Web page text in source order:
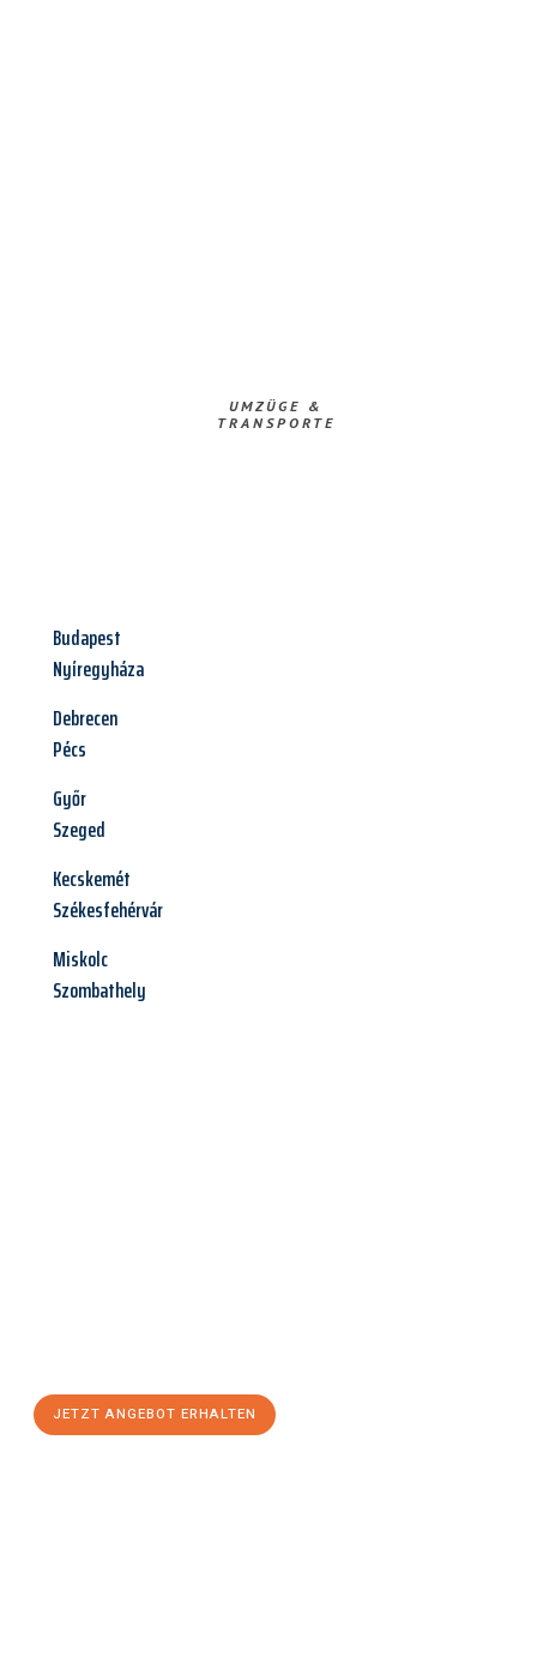
UMZÜGE &
TRANSPORTE
Budapest
Nyíregyháza
Debrecen
Pécs
Győr
Szeged
Kecskemét
Székesfehérvár
Miskolc
Szombathely
JETZT ANGEBOT ERHALTEN